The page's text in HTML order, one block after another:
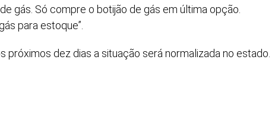
gás. Só compre o botijão de gás em última opção.
para estoque”.
próximos dez dias a situação será normalizada no estado.